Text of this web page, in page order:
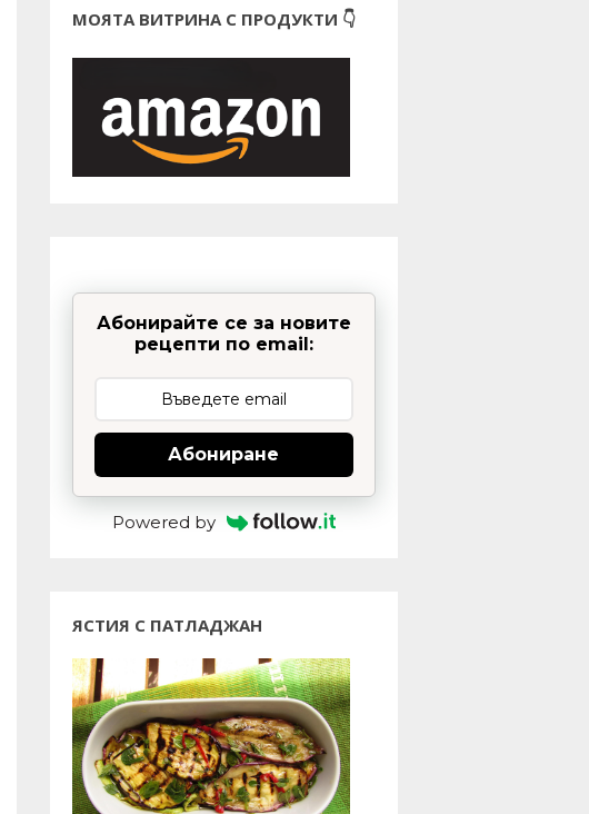
МОЯТА ВИТРИНА С ПРОДУКТИ 👇
Абонирайте се за новите
рецепти по email:
Абониране
Powered by
ЯСТИЯ С ПАТЛАДЖАН